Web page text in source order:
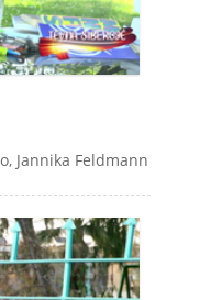
Jannika Feldmann